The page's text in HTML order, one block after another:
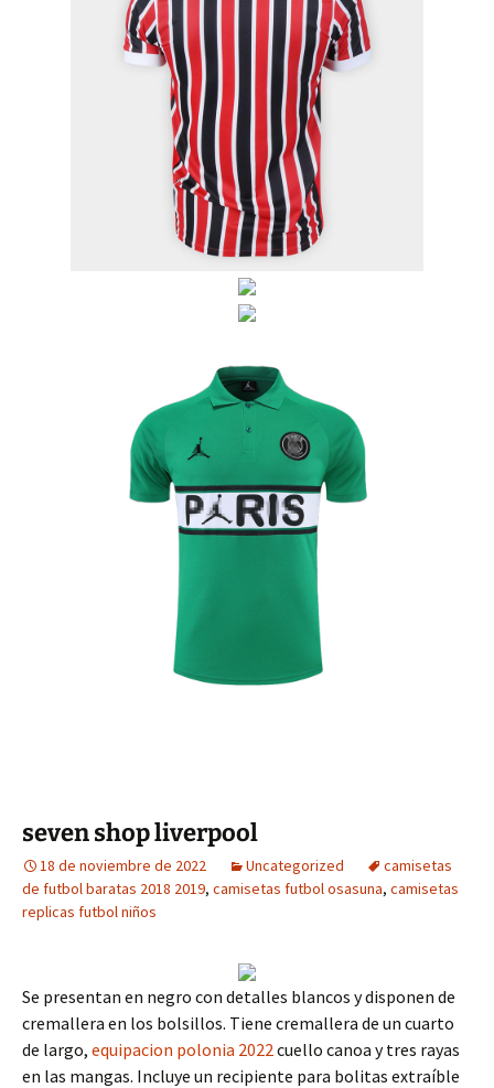
seven shop liverpool
18 de noviembre de 2022 Uncategorized
camisetas
de futbol baratas 2018 2019, camisetas futbol osasuna, camisetas
replicas futbol niños
Se presentan en negro con detalles blancos y disponen de
cremallera en los bolsillos. Tiene cremallera de un cuarto
de largo, equipacion polonia 2022cuello canoa y tres rayas
en las mangas. Incluye un recipiente para bolitas extraíble